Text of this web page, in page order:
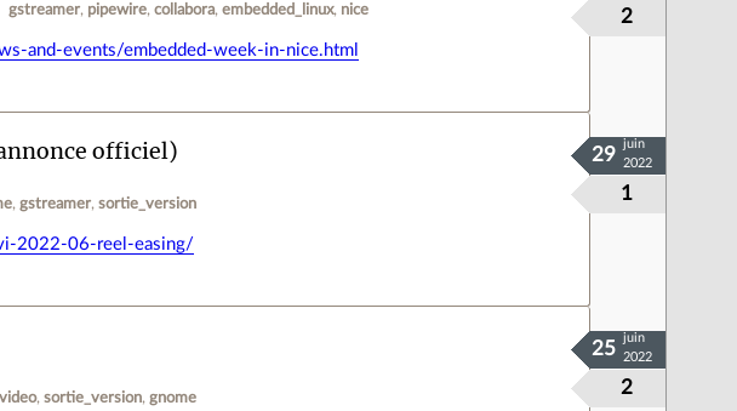
gstreamer pipewire collabora embedded_linux nice 2
and-events/embedded-week-in-nice.html
officiel)
gstreamer sortie_version 1
29
juin
2022
2022-06-reel-easing/
sortie_version gnome 2
25
juin
2022